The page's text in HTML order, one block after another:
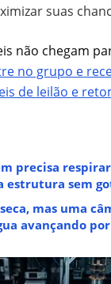
suas
não chegam
no grupo e
de leilão e
precisa
estrutura sem
mas uma
avançando